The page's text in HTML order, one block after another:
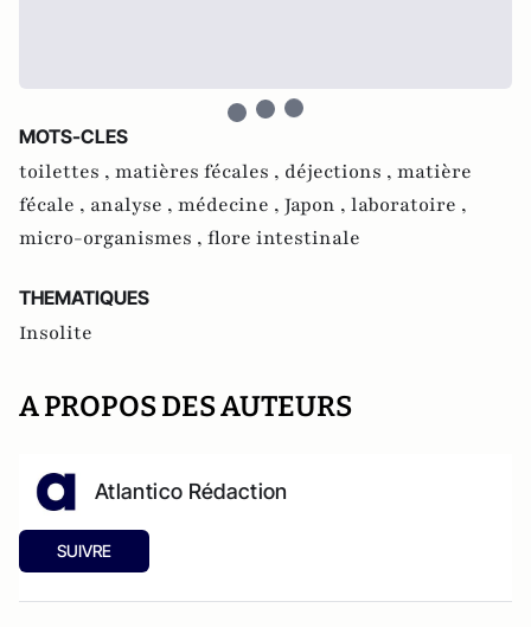
MOTS-CLES
toilettes , matières fécales , déjections , matière
fécale , analyse , médecine , Japon , laboratoire ,
micro-organismes , flore intestinale
THEMATIQUES
Insolite
A PROPOS DES AUTEURS
Atlantico Rédaction
SUIVRE